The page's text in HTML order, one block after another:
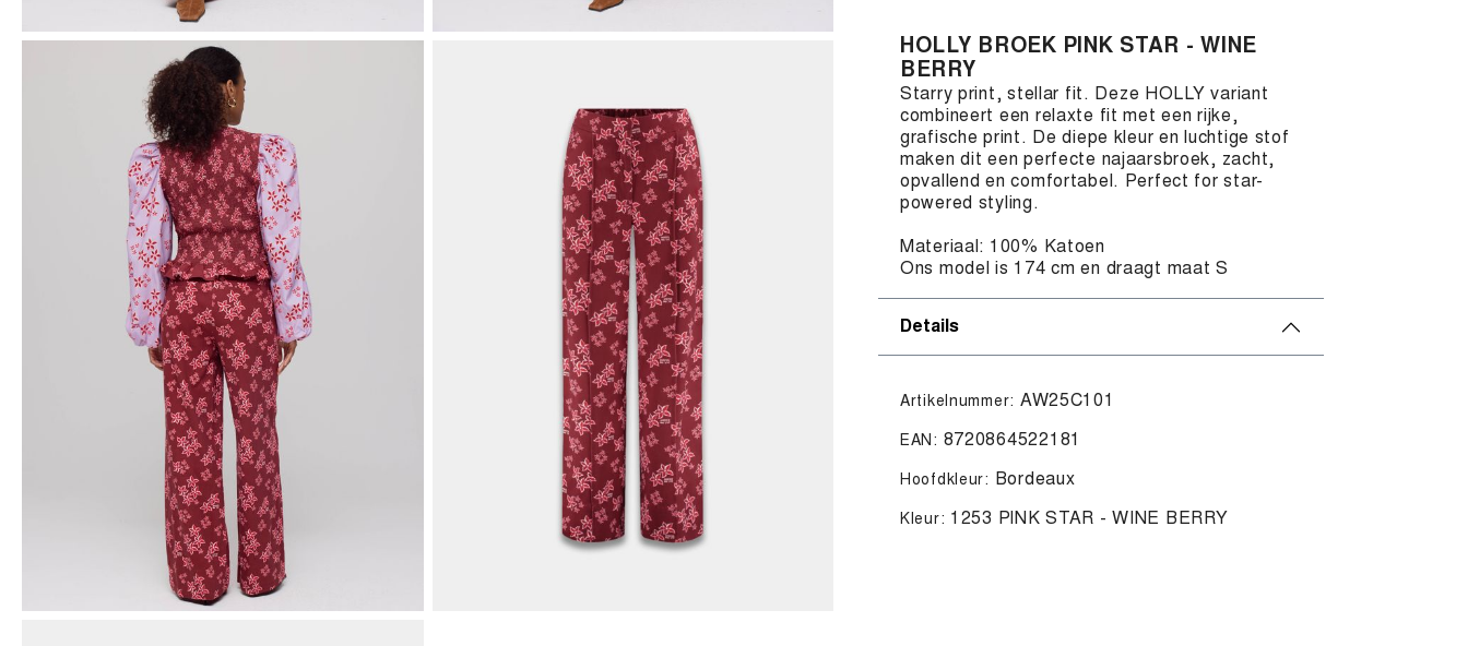
HOLLY BROEK PINK STAR - WINE
BERRY
Starry print, stellar fit. Deze HOLLY variant
combineert een relaxte fit met een rijke,
grafische print. De diepe kleur en luchtige stof
maken dit een perfecte najaarsbroek, zacht,
opvallend en comfortabel. Perfect for star-
powered styling.
Materiaal: 100% Katoen
Ons model is 174 cm en draagt maat S
Details
Artikelnummer: AW25C101
EAN: 8720864522181
Hoofdkleur: Bordeaux
Kleur: 1253 PINK STAR - WINE BERRY